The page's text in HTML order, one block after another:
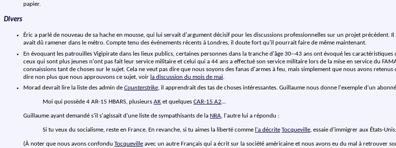
papier.
Divers
Éric a parlé de nouveau de sa hache en mousse, qui lui servait d'argument décisif pour les discussions professionnelles sur un projet
avait dû ramener dans le métro. Compte tenu des événements récents à Londres, il doute fort qu'il pourrait faire de même maintenant.
En évoquant les patrouilles Vigipirate dans les lieux publics, certaines personnes dans la tranche d'âge 30--43 ans ont évoqué les caractéristiques
ceux qui sont plus jeunes n'ont pas fait leur service militaire et celui qui a 44 ans a effectué son service militaire lors de la mise en service du
connaissions tant de choses sur le sujet. Cela ne veut pas dire que nous soyons des fanas d'armes à feu, mais simplement que nous avons
dire non plus que nous approuvons ce sujet, voir la discussion du mois de mai.
Morad devrait lire la liste des admin de Counterstrike, il apprendrait des tas de choses intéressantes. Guillaume nous donne l'exemple d'un
Moi qui possède 4 AR-15 HBARS, plusieurs AK et quelques CAR-15 A2...
Guillaume ayant demandé s'il s'agissait d'une liste de sympathisants de la NRA, l'autre lui a répondu :
Si tu veux du socialisme, reste en France. En revanche, si tu aimes la liberté comme l'a décrite Tocqueville, essaie d'immigrer aux États-Unis.
(À noter que nous avons confondu Tocqueville avec un autre Français qui a écrit sur la société américaine et nous avons eu du mal à